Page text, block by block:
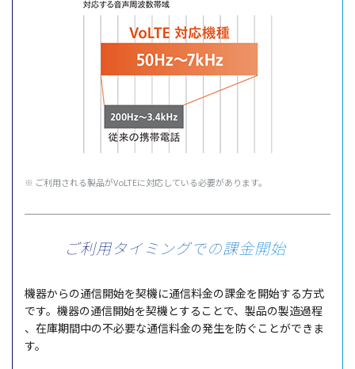
※ ご利用される製品がVoLTEに対応している必要があります。
ご利用タイミングでの課金開始
機器からの通信開始を契機に通信料金の課金を開始する方式
です。 機器の通信開始を契機とすることで、 製品の製造過程
、 在庫期間中の不必要な通信料金の発生を防ぐことができま
す。